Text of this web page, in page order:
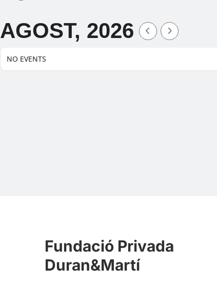
AGOST, 2026
NO EVENTS
Fundació Privada
Duran&Martí